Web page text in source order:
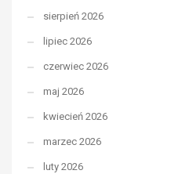
sierpień 2026
lipiec 2026
czerwiec 2026
maj 2026
kwiecień 2026
marzec 2026
luty 2026